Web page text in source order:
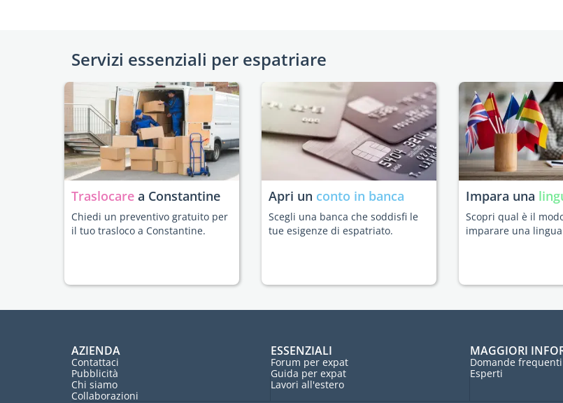
Servizi essenziali per espatriare
Traslocare a Constantine
Chiedi un preventivo gratuito per
il tuo trasloco a Constantine.
Apri un conto in banca
Scegli una banca che soddisfi le
tue esigenze di espatriato.
Impara una
Scopri qual è il
imparare una
AZIENDA
Contattaci
Pubblicità
Chi siamo
Collaborazioni
ESSENZIALI
Forum per expat
Guida per expat
Lavori all'estero
MAGGIORI
Domande frequenti
Esperti